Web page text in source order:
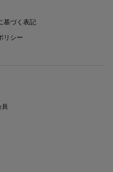
基づく表記
リシー
員